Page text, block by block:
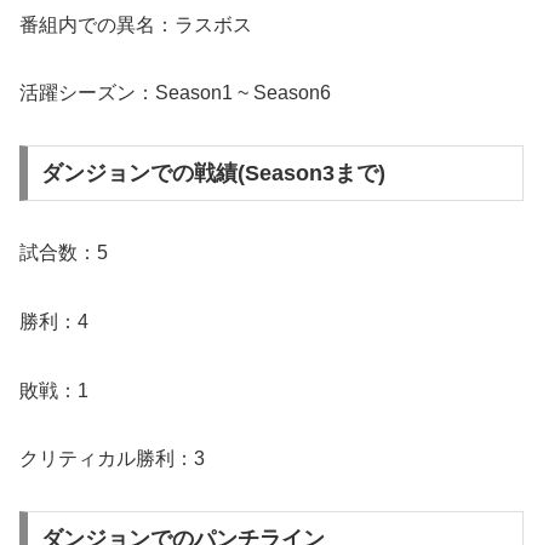
番組内での異名：ラスボス
活躍シーズン：Season1 ~ Season6
ダンジョンでの戦績(Season3まで)
試合数：5
勝利：4
敗戦：1
クリティカル勝利：3
ダンジョンでのパンチライン